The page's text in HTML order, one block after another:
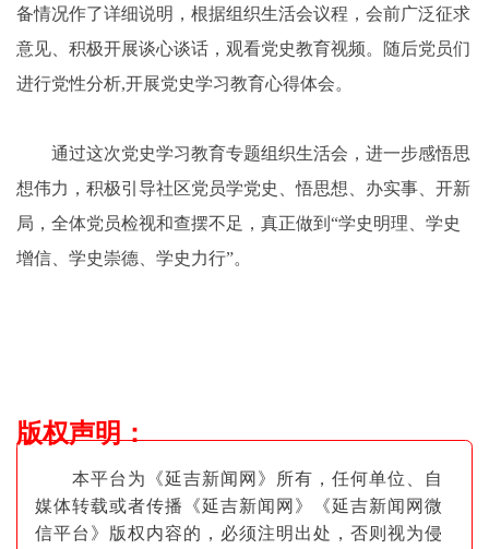
备情况作了详细说明，根据组织生活会议程，会前广泛征求
意见、积极开展谈心谈话，观看党史教育视频。随后党员们
进行党性分析,开展党史学习教育心得体会。
通过这次党史学习教育专题组织生活会，进一步感悟思
想伟力，积极引导社区党员学党史、悟思想、办实事、开新
局，全体党员检视和查摆不足，真正做到“学史明理、学史
增信、学史崇德、学史力行”。
版权声明：
本平台为《延吉新闻网》所有，任何单位、自
媒体转载或者传播《延吉新闻网》《延吉新闻网微
信平台》版权内容的，必须注明出处，否则视为侵